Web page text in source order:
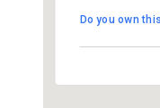
Jan
Do you own